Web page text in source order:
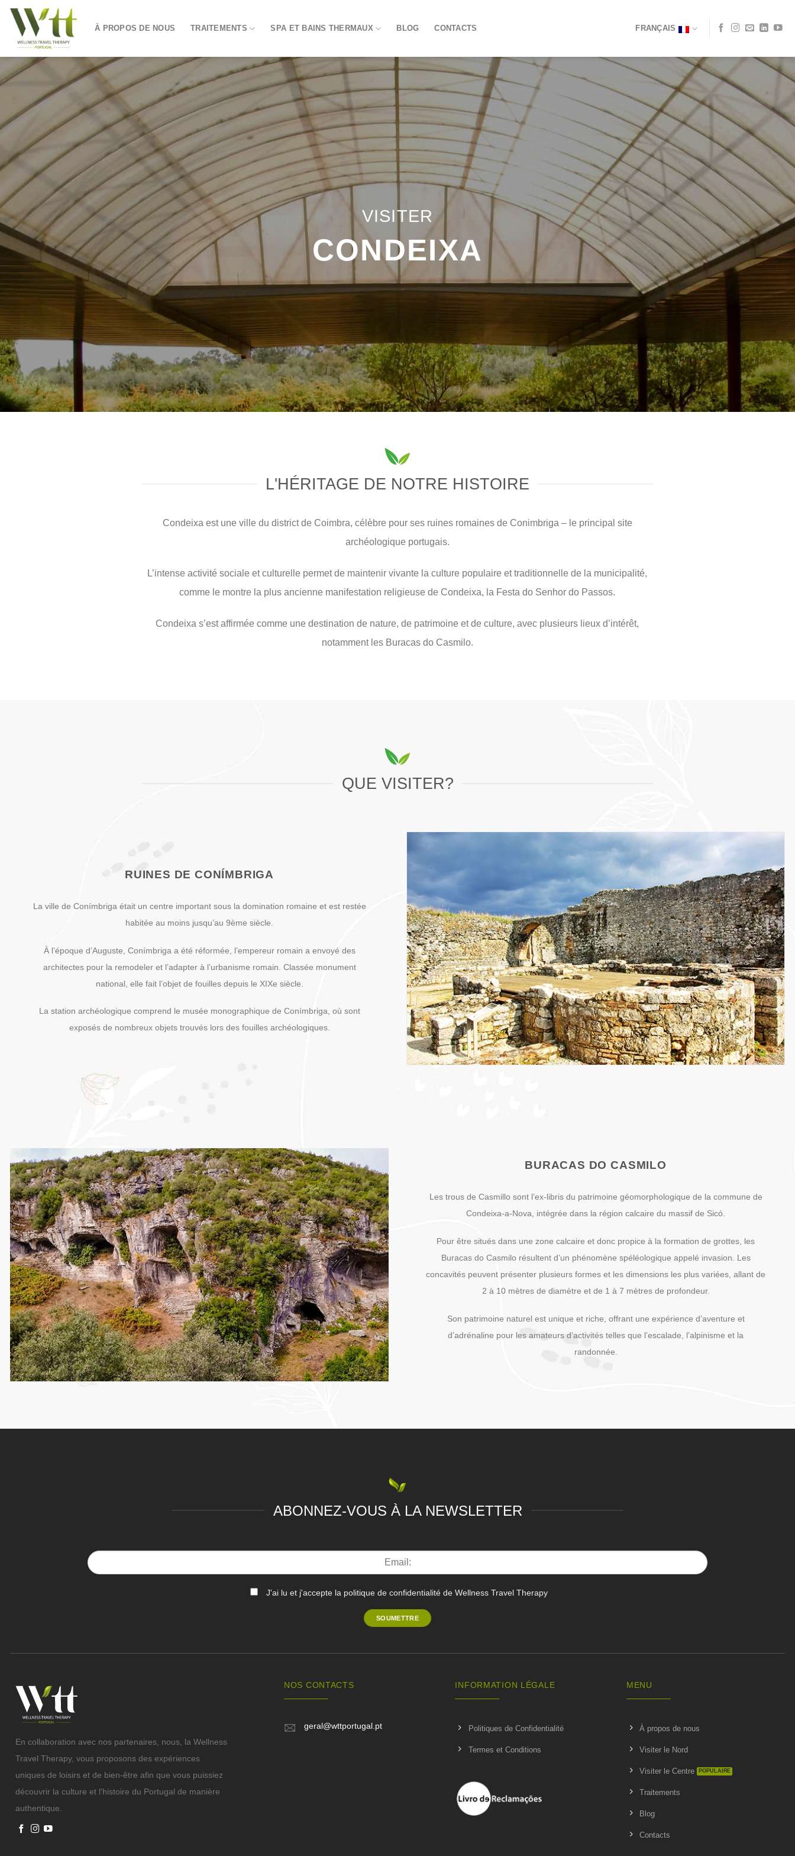
content
À PROPOS DE NOUS TRAITEMENTS SPA ET BAINS THERMAUX BLOG CONTACTS FRANÇAIS
VISITER
CONDEIXA
L'HÉRITAGE DE NOTRE HISTOIRE
Condeixa est une ville du district de Coimbra, célèbre pour ses ruines romaines de Conimbriga – le principal site
archéologique portugais.
L’intense activité sociale et culturelle permet de maintenir vivante la culture populaire et traditionnelle de la municipalité,
comme le montre la plus ancienne manifestation religieuse de Condeixa, la Festa do Senhor do Passos.
Condeixa s’est affirmée comme une destination de nature, de patrimoine et de culture, avec plusieurs lieux d’intérêt,
notamment les Buracas do Casmilo.
QUE VISITER?
RUINES DE CONÍMBRIGA
La ville de Conímbriga était un centre important sous la domination romaine et est restée
habitée au moins jusqu’au 9ème siècle.
À l’époque d’Auguste, Conímbriga a été réformée, l’empereur romain a envoyé des
architectes pour la remodeler et l’adapter à l’urbanisme romain. Classée monument
national, elle fait l’objet de fouilles depuis le XIXe siècle.
La station archéologique comprend le musée monographique de Conímbriga, où sont
exposés de nombreux objets trouvés lors des fouilles archéologiques.
BURACAS DO CASMILO
Les trous de Casmillo sont l’ex-libris du patrimoine géomorphologique de la commune de
Condeixa-a-Nova, intégrée dans la région calcaire du massif de Sicó.
Pour être situés dans une zone calcaire et donc propice à la formation de grottes, les
Buracas do Casmilo résultent d’un phénomène spéléologique appelé invasion. Les
concavités peuvent présenter plusieurs formes et les dimensions les plus variées, allant de
2 à 10 mètres de diamètre et de 1 à 7 mètres de profondeur.
Son patrimoine naturel est unique et riche, offrant une expérience d’aventure et
d’adrénaline pour les amateurs d’activités telles que l’escalade, l’alpinisme et la
randonnée.
ABONNEZ-VOUS À LA NEWSLETTER
J'ai lu et j'accepte la politique de confidentialité de Wellness Travel Therapy
En collaboration avec nos partenaires, nous, la Wellness
Travel Therapy, vous proposons des expériences
uniques de loisirs et de bien-être afin que vous puissiez
découvrir la culture et l'histoire du Portugal de manière
authentique.
NOS CONTACTS
geral@wttportugal.pt
INFORMATION LÉGALE
Politiques de Confidentialité
Termes et Conditions
MENU
À propos de nous
Visiter le Nord
Visiter le Centre
Traitements
Blog
Contacts